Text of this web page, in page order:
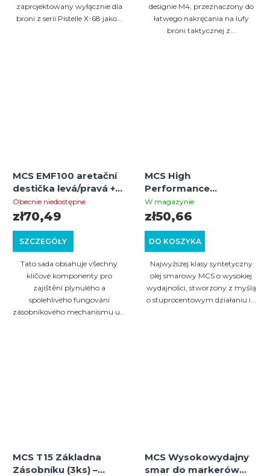
zaprojektowany wyłącznie dla
broni z serii Pistelle X-68 jako...
designie M4, przeznaczony do
łatwego nakręcania na lufy
broni taktycznej z...
MCS EMF100 aretační
destička levá/pravá +
páčka pro uvolnění
zásobníku + pružina +
kolík (černý)
Obecnie niedostępne
SZCZEGÓŁY
zł70,49
Tato sada obsahuje všechny
klíčové komponenty pro
zajištění plynulého a
spolehlivého fungování
zásobníkového mechanismu u...
MCS High
Performance
Lubricant Oil –
Wysokowydajny olej
smarowy do broni
W magazynie
DO KOSZYKA
zł50,66
Najwyższej klasy syntetyczny
olej smarowy MCS o wysokiej
wydajności, stworzony z myślą
o stuprocentowym działaniu i...
MCS T15 Základna
Zásobníku (3ks) –
MCS Wysokowydajny
smar do markerów